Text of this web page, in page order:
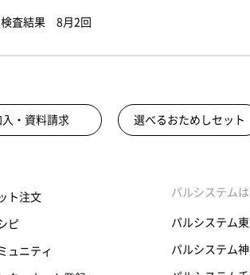
検査結果 8月2回
入・資料請求 選べるおためしセット
ト注文
ピ
ュニティ
パルシステム
パルシステム
パルシステム